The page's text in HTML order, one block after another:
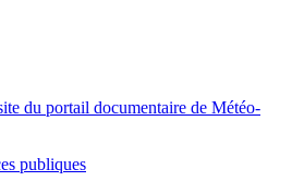
du portail documentaire de Météo-
publiques